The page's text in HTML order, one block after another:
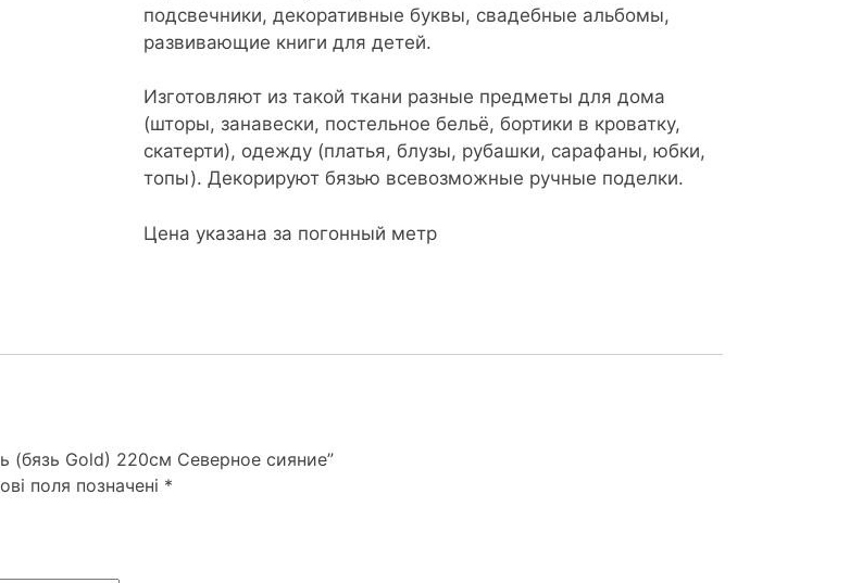
подсвечники, декоративные буквы, свадебные альбомы,
развивающие книги для детей.
Изготовляют из такой ткани разные предметы для дома
(шторы, занавески, постельное бельё, бортики в кроватку,
скатерти), одежду (платья, блузы, рубашки, сарафаны, юбки,
топы). Декорируют бязью всевозможные ручные поделки.
Цена указана за погонный метр
(бязь Gold) 220см Северное сияние”
поля позначені *